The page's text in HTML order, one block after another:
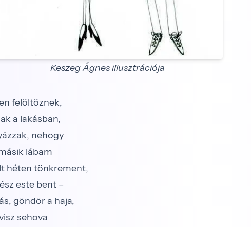
Keszeg Ágnes illusztrációja
felöltöznek,
a lakásban,
nehogy
lábam
héten tönkrement,
este bent –
göndör a haja,
sehova